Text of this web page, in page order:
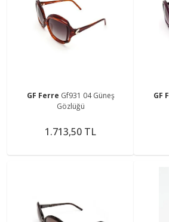
GF Ferre Gf931 04 Güneş
Gözlüğü
1.713,50 TL
GF